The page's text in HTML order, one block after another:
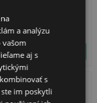
resp. zmene s.r.o. je
resp.
ČÍTAŤ VIAC
a analýzu
vašom
aj s
s
im poskytli